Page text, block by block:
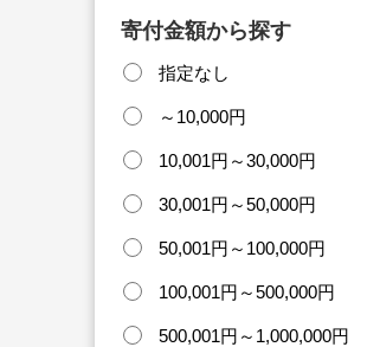
寄付金額から探す
指定なし
～10,000円
10,001円～30,000円
30,001円～50,000円
50,001円～100,000円
100,001円～500,000円
500,001円～1,000,000円